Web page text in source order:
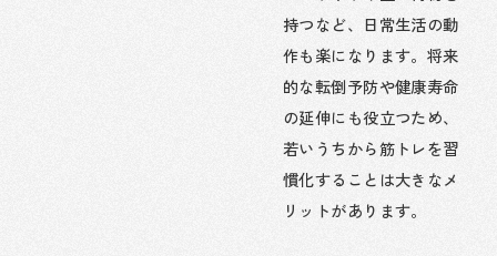
持つなど、日常生活の動
作も楽になります。将来
的な転倒予防や健康寿命
の延伸にも役立つため、
若いうちから筋トレを習
慣化することは大きなメ
リットがあります。